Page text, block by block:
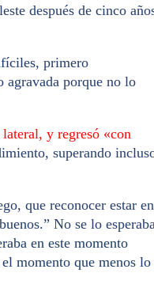
después de cinco
, primero
porque no lo
y regresó «con
superando
que reconocer estar en
No se lo
en este momento
momento que menos lo